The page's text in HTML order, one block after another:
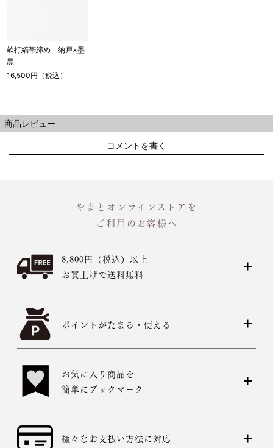
畝打縞帯締め 納戸×墨
黒
16,500円（税込）
商品レビュー
コメントを書く
やまとオンラインストアを
ご利用のお客様へ
8,800円（税込）以上
お買上げで送料無料
ポイントがたまる・使える
お気に入り商品を
簡単にブックマーク
様々なお支払い方法に対応